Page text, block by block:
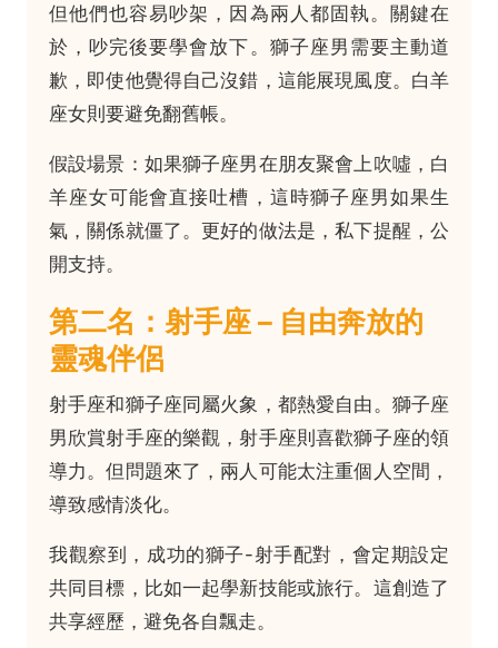
但他們也容易吵架，因為兩人都固執。關鍵在
於，吵完後要學會放下。獅子座男需要主動道
歉，即使他覺得自己沒錯，這能展現風度。白羊
座女則要避免翻舊帳。
假設場景：如果獅子座男在朋友聚會上吹噓，白
羊座女可能會直接吐槽，這時獅子座男如果生
氣，關係就僵了。更好的做法是，私下提醒，公
開支持。
第二名：射手座 – 自由奔放的
靈魂伴侶
射手座和獅子座同屬火象，都熱愛自由。獅子座
男欣賞射手座的樂觀，射手座則喜歡獅子座的領
導力。但問題來了，兩人可能太注重個人空間，
導致感情淡化。
我觀察到，成功的獅子-射手配對，會定期設定
共同目標，比如一起學新技能或旅行。這創造了
共享經歷，避免各自飄走。